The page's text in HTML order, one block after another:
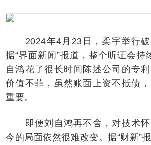
2024年4月23日，柔宇举行破
据“界面新闻”报道，整个听证会持
自鸿花了很长时间陈述公司的专
价值不菲，虽然账面上资不抵债
重要。
即便刘自鸿再不舍，对技术怀
今的局面依然很难改变。据“财新”